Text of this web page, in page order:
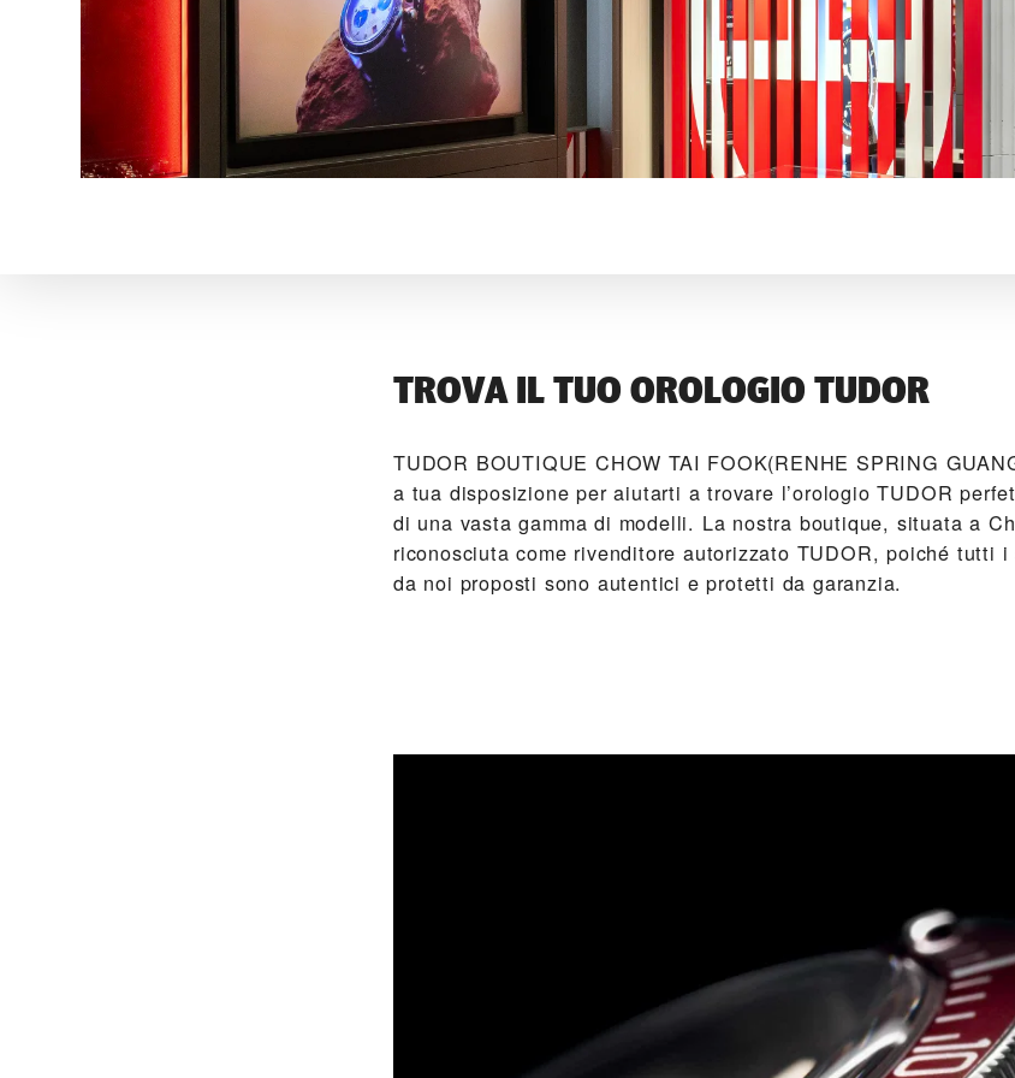
TROVA IL TUO OROLOGIO TUDOR
‭TUDOR BOUTIQUE CHOW TAI FOOK(RENHE SPRING
a tua disposizione per aiutarti a trovare l’orologio TUDOR
di una vasta gamma di modelli. La nostra boutique, situata a
riconosciuta come rivenditore autorizzato TUDOR, poiché tutti i
da noi proposti sono autentici e protetti da garanzia.